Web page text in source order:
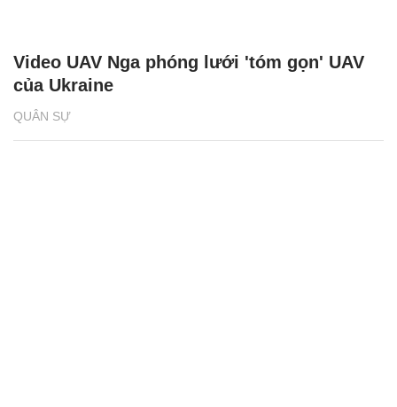
QUÂN SỰ
Video UAV Nga phóng lưới 'tóm gọn' UAV
của Ukraine